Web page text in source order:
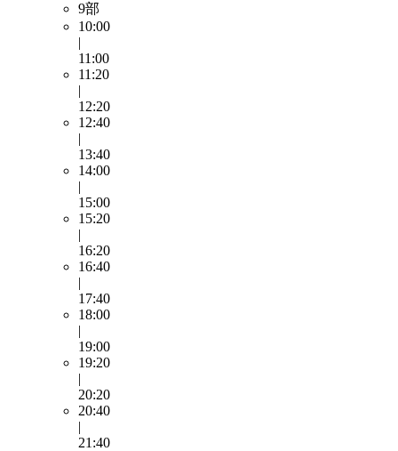
9部
10:00
|
11:00
11:20
|
12:20
12:40
|
13:40
14:00
|
15:00
15:20
|
16:20
16:40
|
17:40
18:00
|
19:00
19:20
|
20:20
20:40
|
21:40